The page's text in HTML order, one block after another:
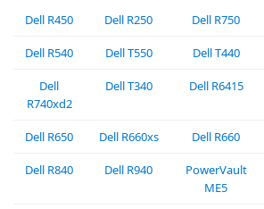
Dell R450 Dell R250 Dell R750
Dell R540 Dell T550 Dell T440
Dell
R740xd2
Dell T340 Dell R6415
Dell R650 Dell R660xs Dell R660
Dell R840 Dell R940
PowerVault
ME5